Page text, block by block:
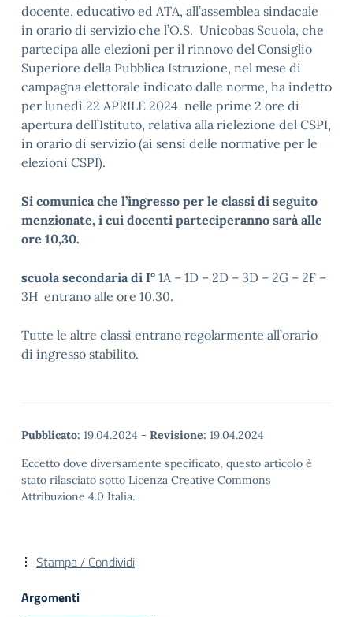
docente, educativo ed ATA, all’assemblea sindacale
in orario di servizio che l’O.S. Unicobas Scuola, che
partecipa alle elezioni per il rinnovo del Consiglio
Superiore della Pubblica Istruzione, nel mese di
campagna elettorale indicato dalle norme, ha indetto
per lunedì 22 APRILE 2024 nelle prime 2 ore di
apertura dell’Istituto, relativa alla rielezione del CSPI,
in orario di servizio (ai sensi delle normative per le
elezioni CSPI).
Si comunica che l’ingresso per le classi di seguito
menzionate, i cui docenti parteciperanno sarà alle
ore 10,30.
scuola secondaria di I° 1A – 1D – 2D – 3D – 2G – 2F –
3H entrano alle ore 10,30.
Tutte le altre classi entrano regolarmente all’orario
di ingresso stabilito.
Pubblicato: 19.04.2024 - Revisione: 19.04.2024
Eccetto dove diversamente specificato, questo articolo è
stato rilasciato sotto Licenza Creative Commons
Attribuzione 4.0 Italia.
Stampa / Condividi
Argomenti